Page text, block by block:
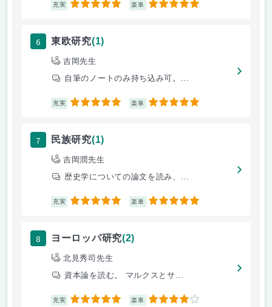
充実 5 楽単 5
6 東欧研究(1)
吉岡先生
自筆のノートのみ持ち込み可。...
充実 5 楽単 5
7 民族研究(1)
吉岡潤先生
歴史学についての論文を読み、...
充実 5 楽単 5
8 ヨーロッパ研究(2)
北見秀司先生
資本論を読む。 マルクスとサ...
充実 5 楽単 4